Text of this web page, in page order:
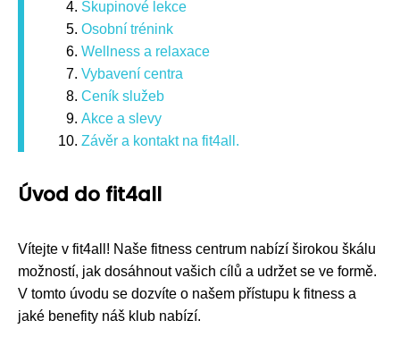
Skupinové lekce
Osobní trénink
Wellness a relaxace
Vybavení centra
Ceník služeb
Akce a slevy
Závěr a kontakt na fit4all.
Úvod do fit4all
Vítejte v fit4all! Naše fitness centrum nabízí širokou škálu
možností, jak dosáhnout vašich cílů a udržet se ve formě.
V tomto úvodu se dozvíte o našem přístupu k fitness a
jaké benefity náš klub nabízí.